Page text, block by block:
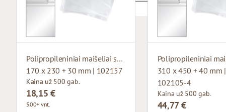
Polipropileniniai maišeliai su lipniu atvartu
170 x 230 + 30 mm | 102157
Kaina už 500 gab.
18,15 €
500+ vnt.
310 x 450 + 40 mm |
102105-4
Kaina už 500 gab.
44,77 €